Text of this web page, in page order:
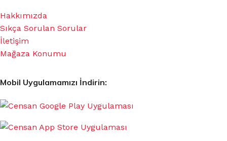
Hakkımızda
Sıkça Sorulan Sorular
İletişim
Mağaza Konumu
Mobil Uygulamamızı İndirin: